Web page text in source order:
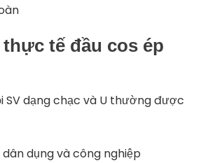
tế đầu cos ép
SV dạng chạc và U thường được
dụng và công nghiệp